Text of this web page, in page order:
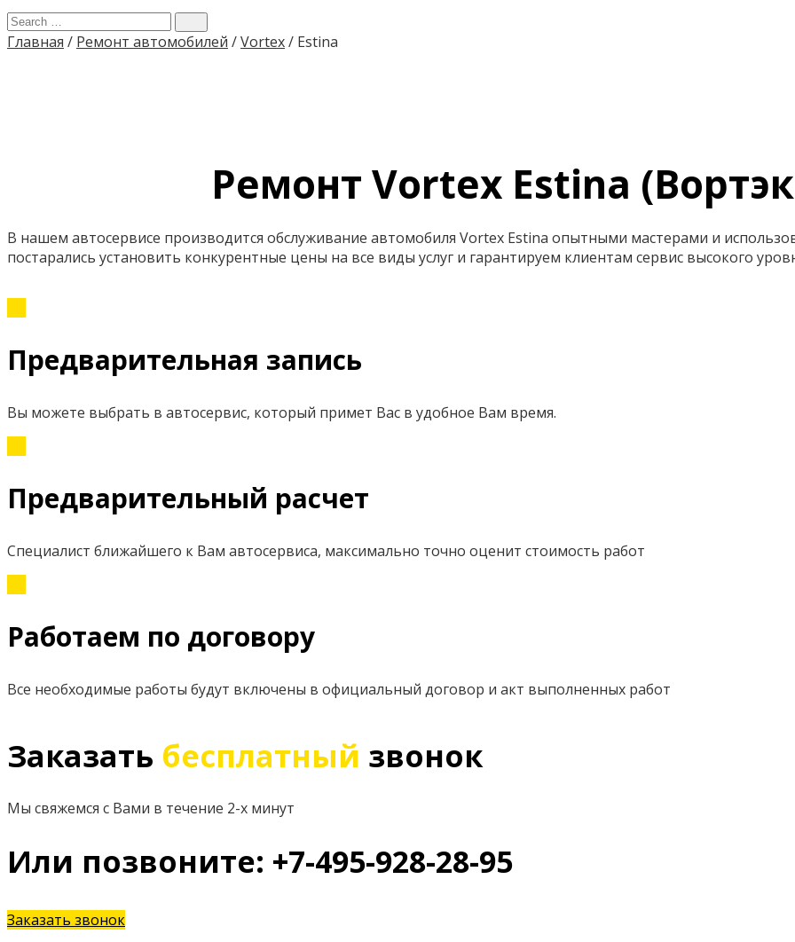
Главная / Ремонт автомобилей /Vortex/ Estina
Ремонт Vortex Estina
В нашем автосервисе производится обслуживание автомобиля Vortex Estina опытными мастерами и
постарались установить конкурентные цены на все виды услуг и гарантируем клиентам сервис высокого
Предварительная запись
Вы можете выбрать в автосервис, который примет Вас в удобное Вам время.
Предварительный расчет
Специалист ближайшего к Вам автосервиса, максимально точно оценит стоимость работ
Работаем по договору
Все необходимые работы будут включены в официальный договор и акт выполненных работ
Заказать бесплатный звонок
Мы свяжемся с Вами в течение 2-х минут
Или позвоните: +7-495-928-28-95
Заказать звонок